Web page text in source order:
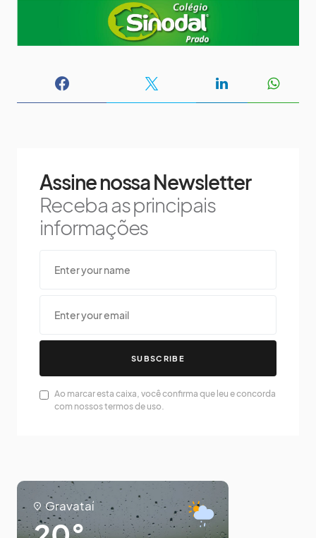
Assine nossa Newsletter
Receba as principais
informações
SUBSCRIBE
Ao marcar esta caixa, você confirma que leu e concorda
com nossos termos de uso.
Gravataí